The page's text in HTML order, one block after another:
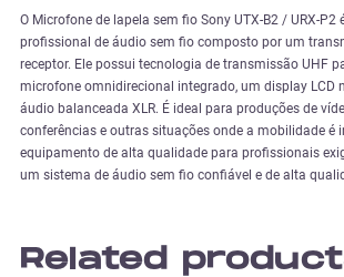
O Microfone de lapela sem fio Sony UTX-B2 / URX-P2
profissional de áudio sem fio composto por um
receptor. Ele possui tecnologia de transmissão UHF
microfone omnidirecional integrado, um display LCD
áudio balanceada XLR. É ideal para produções de
conferências e outras situações onde a mobilidade é
equipamento de alta qualidade para profissionais
um sistema de áudio sem fio confiável e de alta
Related